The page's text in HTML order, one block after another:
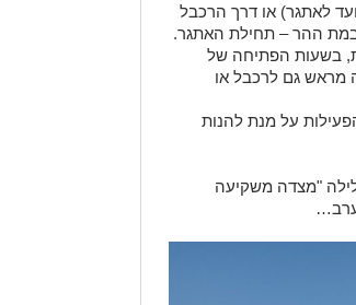
לאתגר) או דרך הרכבל
בשעות הפתיחה של
לבצע הזמנה מראש גם לרכבל או
דקות לפני מועד הפעילות על מנת להנות
"מצדה משקיעה